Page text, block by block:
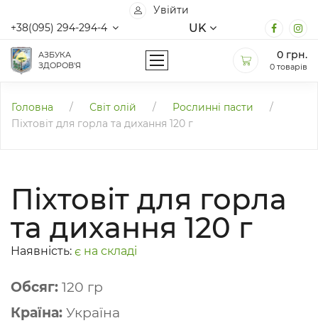
Увійти
+38(095) 294-294-4
UK
АЗБУКА
ЗДОРОВ'Я
0 грн.
0 товарів
Головна / Світ олій / Рослинні пасти
/
Піхтовіт для горла та дихання 120 г
Піхтовіт для горла
та дихання 120 г
Наявність: є на складі
Обсяг: 120 гр
Країна: Україна